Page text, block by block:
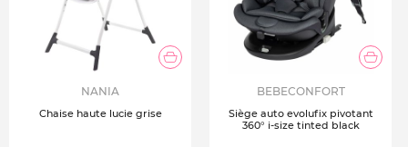
NANIA
Chaise haute lucie grise
BEBECONFORT
Siège auto evolufix pivotant
360° i-size tinted black